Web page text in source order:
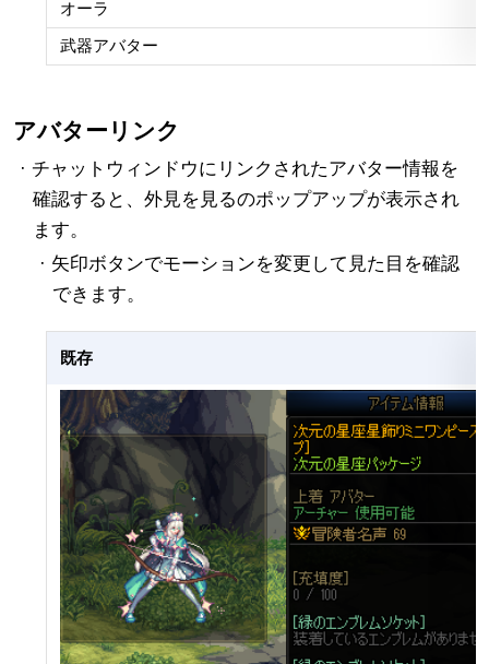
オーラ
武器アバター
アバターリンク
· チャットウィンドウにリンクされたアバター情報を
確認すると、外見を見るのポップアップが表示され
ます。
· 矢印ボタンでモーションを変更して見た目を確認
できます。
既存